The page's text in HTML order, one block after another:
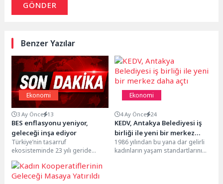
GÖNDER
Benzer Yazılar
Ekonomi
3 Ay Önce 13
BES enflasyonu yeniyor,
geleceği inşa ediyor
Türkiye’nin tasarruf
ekosisteminde 23 yılı geride
bırakan Bireysel Emeklilik Sistemi
(BES), 10 milyonu aşan katılımcısı...
Ekonomi
4 Ay Önce 24
KEDV, Antakya Belediyesi iş
birliği ile yeni bir merkez
daha açtı
1986 yılından bu yana dar gelirli
kadınların yaşam standartlarını